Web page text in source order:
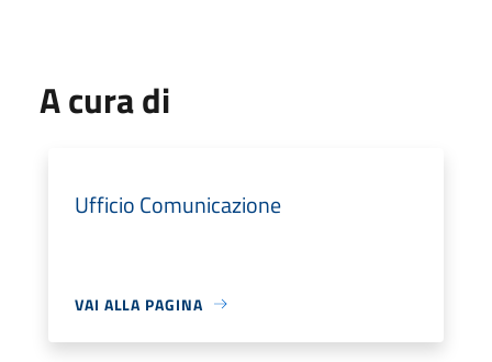
A cura di
Ufficio Comunicazione
VAI ALLA PAGINA